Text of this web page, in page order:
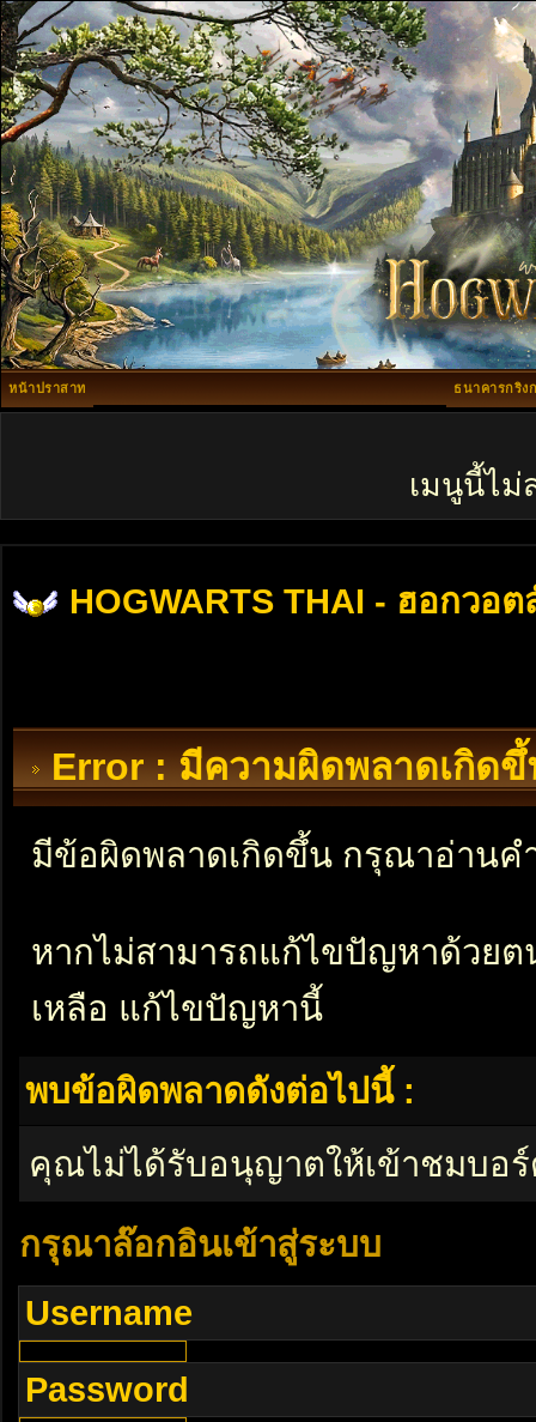
หน้าปราสาท ธนาคารกริง
เมนูนี้ไม่
HOGWARTS THAI - ฮอกวอต
Error : มีความผิดพลาดเกิดขึ้
มีข้อผิดพลาดเกิดขึ้น กรุณาอ่านค
หากไม่สามารถแก้ไขปัญหาด้วย
เหลือ แก้ไขปัญหานี้
พบข้อผิดพลาดดังต่อไปนี้ :
คุณไม่ได้รับอนุญาตให้เข้าชมบอ
กรุณาล๊อกอินเข้าสู่ระบบ
Username
Password